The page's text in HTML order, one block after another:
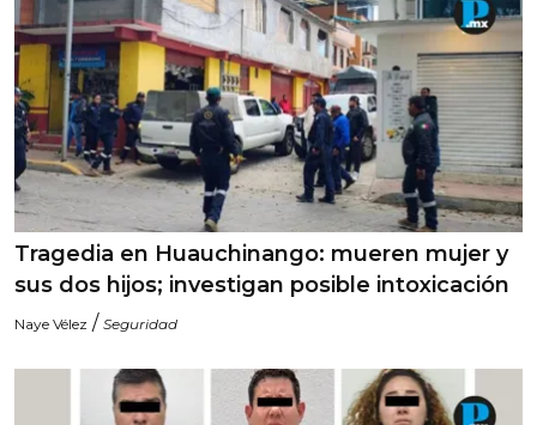
Tragedia en Huauchinango: mueren mujer y
sus dos hijos; investigan posible intoxicación
Naye Vélez / Seguridad